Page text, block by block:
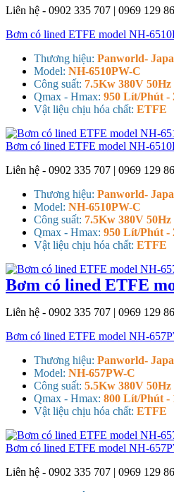
Liên hệ - 0902 335 707 | 0969 129
Bơm có lined ETFE model NH-
Thương hiệu: Panworld-
Model: NH-6510PW-C
Công suất: 7.5Kw 380V 50Hz
Qmax - Hmax: 950 Lít/Phút -
Vật liệu chịu hóa chất: ETFE
Bơm có lined ETFE model NH-
Liên hệ - 0902 335 707 | 0969 129
Thương hiệu: Panworld-
Model: NH-6510PW-C
Công suất: 7.5Kw 380V 50Hz
Qmax - Hmax: 950 Lít/Phút -
Vật liệu chịu hóa chất: ETFE
Bơm có lined ETFE
Liên hệ - 0902 335 707 | 0969 129
Bơm có lined ETFE model NH-
Thương hiệu: Panworld-
Model: NH-657PW-C
Công suất: 5.5Kw 380V 50Hz
Qmax - Hmax: 800 Lít/Phút -
Vật liệu chịu hóa chất: ETFE
Bơm có lined ETFE model NH-
Liên hệ - 0902 335 707 | 0969 129